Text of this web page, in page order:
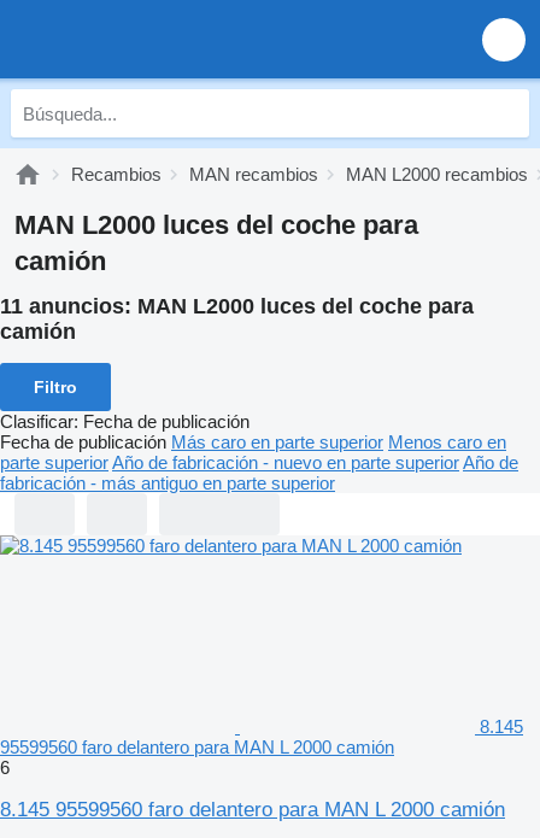
Recambios MAN recambios MAN L2000 recambios
MAN L2000 luces del coche para
camión
11 anuncios: MAN L2000 luces del coche para
camión
Filtro
Clasificar: Fecha de publicación
Fecha de publicación Más caro en parte superior Menos caro en
parte superiorAño de fabricación - nuevo en parte superiorAño de
fabricación - más antiguo en parte superior
8.145
95599560 faro delantero para MAN L 2000 camión
6
8.145 95599560 faro delantero para MAN L 2000 camión